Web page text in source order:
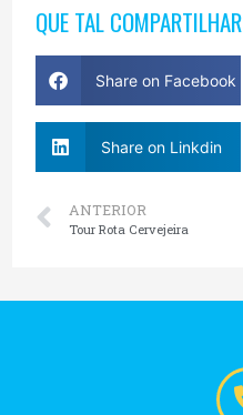
QUE TAL
Share on Facebook
Share on Linkdin
ANTERIOR
Tour Rota Cervejeira